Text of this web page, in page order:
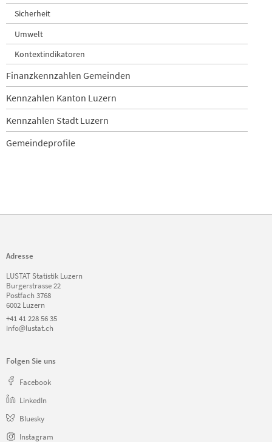
Sicherheit
Umwelt
Kontextindikatoren
Finanzkennzahlen Gemeinden
Kennzahlen Kanton Luzern
Kennzahlen Stadt Luzern
Gemeindeprofile
Adresse
LUSTAT Statistik Luzern
Burgerstrasse 22
Postfach 3768
6002 Luzern
+41 41 228 56 35
info@lustat.ch
Folgen Sie uns
Facebook
LinkedIn
Bluesky
Instagram